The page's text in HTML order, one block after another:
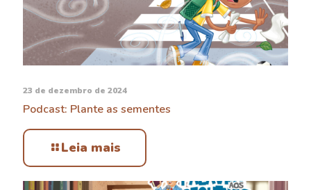
23 de dezembro de 2024
Podcast: Plante as sementes
Leia mais